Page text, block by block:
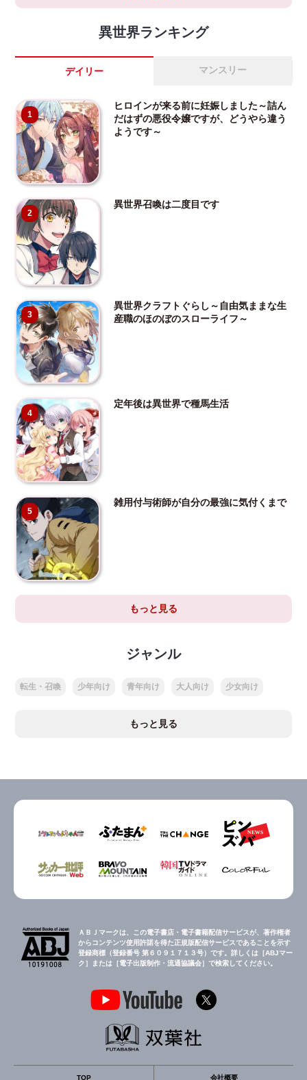
異世界ランキング
デイリー マンスリー
1
ヒロインが来る前に妊娠しました～詰ん
だはずの悪役令嬢ですが、どうやら違う
ようです～
2
異世界召喚は二度目です
3
異世界クラフトぐらし～自由気ままな生
産職のほのぼのスローライフ～
4
定年後は異世界で種馬生活
5
雑用付与術師が自分の最強に気付くまで
もっと見る
ジャンル
転生・召喚 少年向け 青年向け 大人向け 少女向け
もっと見る
ＡＢＪマークは、この電子書店・電子書籍配信サービスが、著作権者
からコンテンツ使用許諾を得た正規版配信サービスであることを示す
登録商標（登録番号 第６０９１７１３号）です。詳しくは［ABJマー
ク］または［電子出版制作・流通協議会］で検索してください。
TOP 会社概要